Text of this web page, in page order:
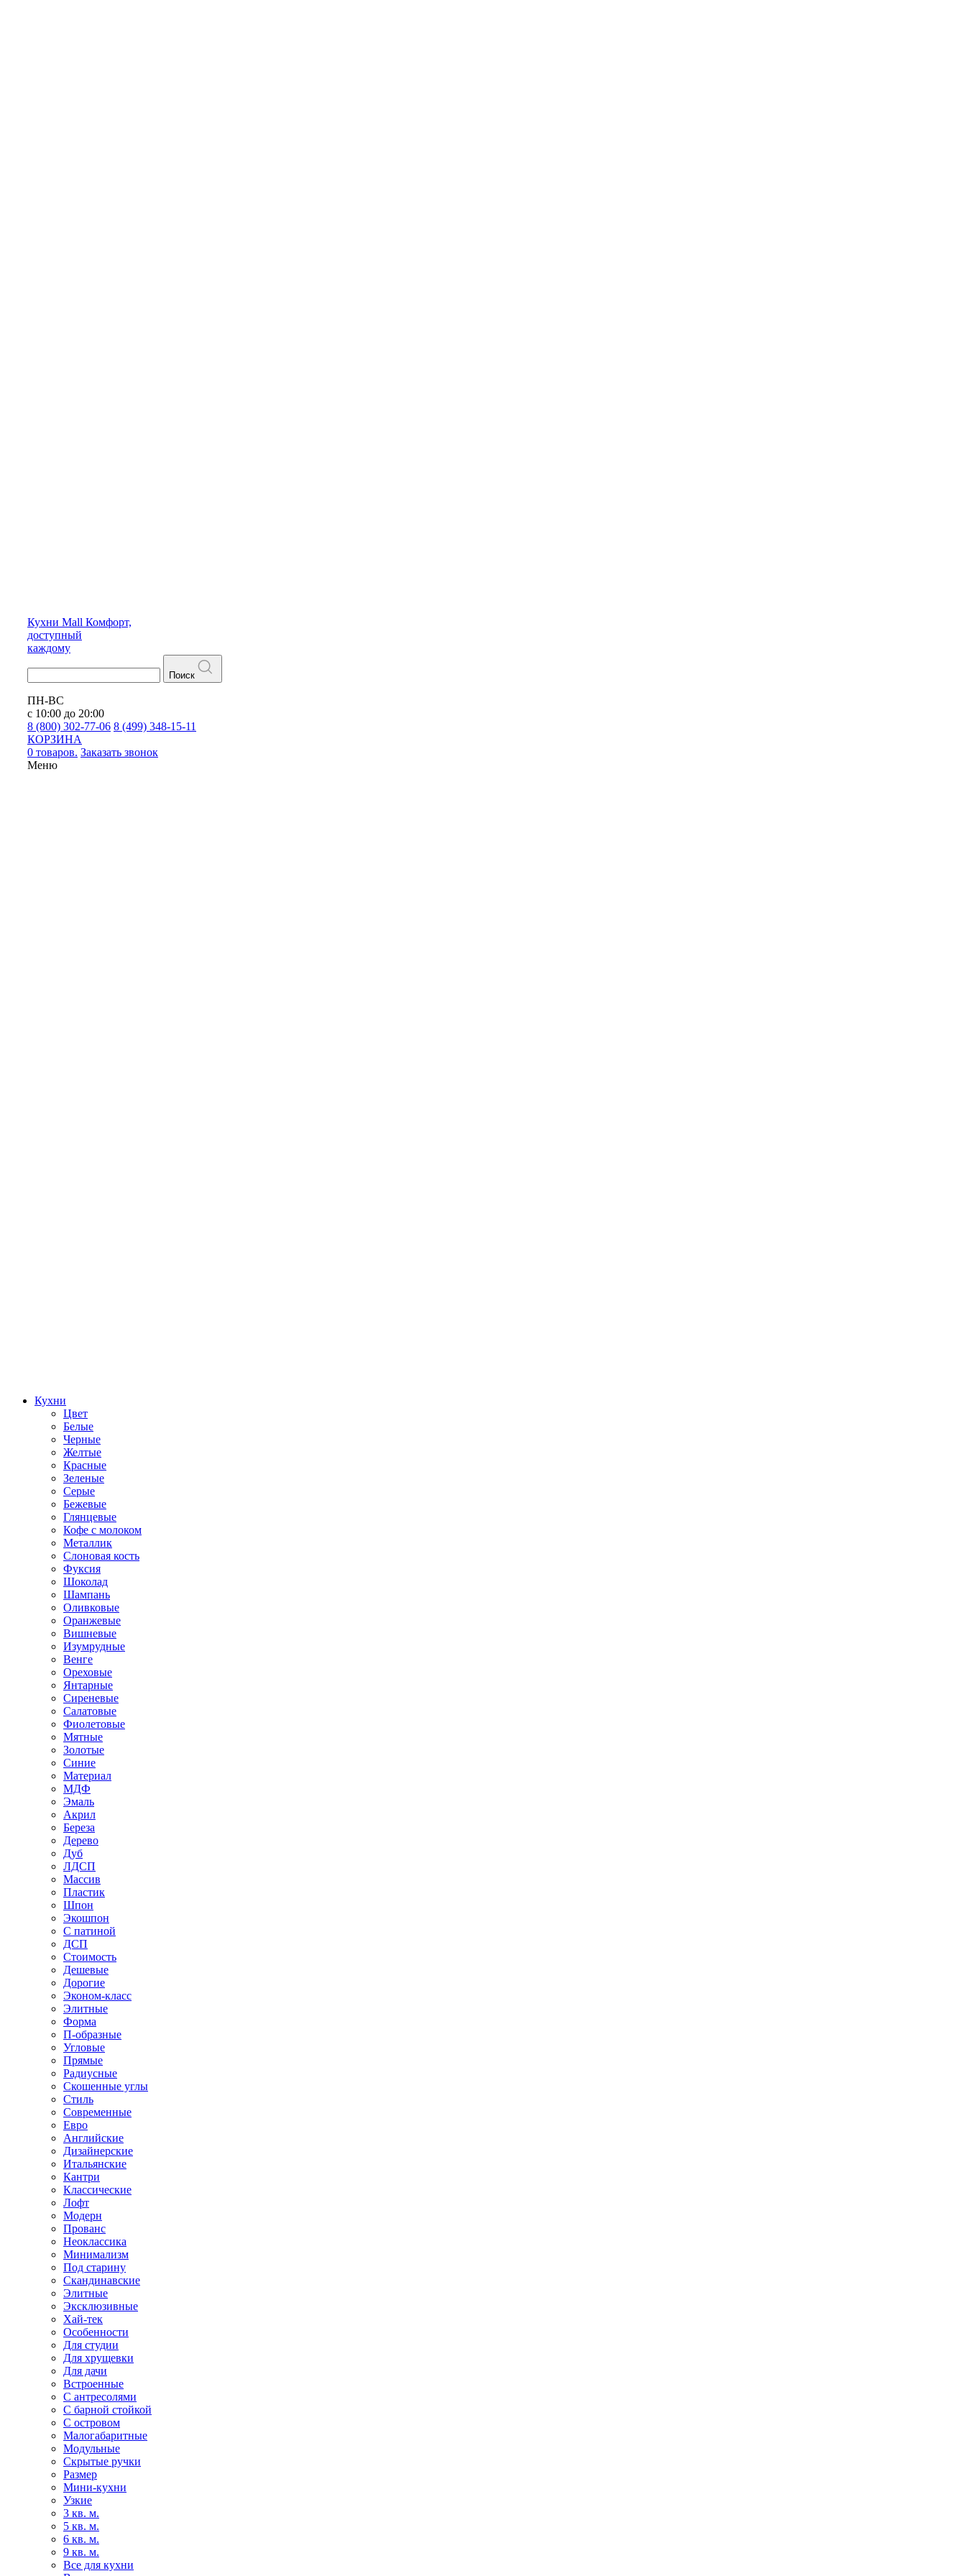
Кухни Mall Комфорт,
доступный
каждому
Поиск
ПН-ВС
с 10:00 до 20:00
8 (800) 302-77-06 8 (499) 348-15-11
КОРЗИНА
0 товаров. Заказать звонок
Меню
Кухни
Цвет
Белые
Черные
Желтые
Красные
Зеленые
Серые
Бежевые
Глянцевые
Кофе с молоком
Металлик
Слоновая кость
Фуксия
Шоколад
Шампань
Оливковые
Оранжевые
Вишневые
Изумрудные
Венге
Ореховые
Янтарные
Сиреневые
Салатовые
Фиолетовые
Мятные
Золотые
Синие
Материал
МДФ
Эмаль
Акрил
Береза
Дерево
Дуб
ЛДСП
Массив
Пластик
Шпон
Экошпон
С патиной
ДСП
Стоимость
Дешевые
Дорогие
Эконом-класс
Элитные
Форма
П-образные
Угловые
Прямые
Радиусные
Скошенные углы
Стиль
Современные
Евро
Английские
Дизайнерские
Итальянские
Кантри
Классические
Лофт
Модерн
Прованс
Неоклассика
Минимализм
Под старину
Скандинавские
Элитные
Эксклюзивные
Хай-тек
Особенности
Для студии
Для хрущевки
Для дачи
Встроенные
С антресолями
С барной стойкой
С островом
Малогабаритные
Модульные
Скрытые ручки
Размер
Мини-кухни
Узкие
3 кв. м.
5 кв. м.
6 кв. м.
9 кв. м.
Все для кухни